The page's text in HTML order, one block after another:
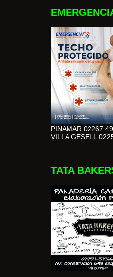
PINAMAR 02267
VILLA GESELL
TATA